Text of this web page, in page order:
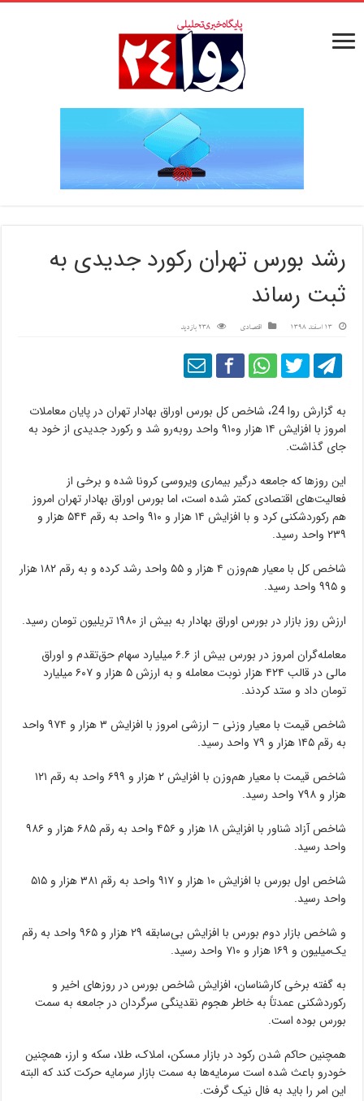
رشد بورس تهران رکورد جدیدی به
ثبت رساند
13 اسفند 1398 اقتصادی 238 بازدید
به گزارش روا 24، شاخص کل بورس اوراق بهادار تهران در پایان معاملات
امروز با افزایش ۱۴ هزار و۹۱۰ واحد روبه‌رو شد و رکورد جدیدی از خود به
جای گذاشت.
این روزها که جامعه درگیر بیماری ویروسی کرونا شده و برخی از
فعالیت‌های اقتصادی کمتر شده است، اما بورس اوراق بهادار تهران امروز
هم رکوردشکنی کرد و با افزایش ۱۴ هزار و ۹۱۰ واحد به رقم ۵۴۴ هزار و
۲۳۹ واحد رسید.
شاخص کل با معیار هم‌وزن ۴ هزار و ۵۵ واحد رشد کرده و به رقم ۱۸۲ هزار
و ۹۹۵ واحد رسید.
ارزش روز بازار در بورس اوراق بهادار به بیش از ۱۹۸۰ تریلیون تومان رسید.
معامله‌گران امروز در بورس بیش از ۶.۶ میلیارد سهام حق‌تقدم و اوراق
مالی در قالب ۴۲۴ هزار نوبت معامله و به ارزش ۵ هزار و ۶۰۷ میلیارد
تومان داد و ستد کردند.
شاخص قیمت با معیار وزنی – ارزشی امروز با افزایش ۳ هزار و ۹۷۴ واحد
به رقم ۱۴۵ هزار و ۷۹ واحد رسید.
شاخص قیمت با معیار هم‌وزن با افزایش ۲ هزار و ۶۹۹ واحد به رقم ۱۲۱
هزار و ۷۹۸ واحد رسید.
شاخص آزاد شناور با افزایش ۱۸ هزار و ۴۵۶ واحد به رقم ۶۸۵ هزار و ۹۸۶
واحد رسید.
شاخص اول بورس با افزایش ۱۰ هزار و ۹۱۷ واحد به رقم ۳۸۱ هزار و ۵۱۵
واحد رسید.
و شاخص بازار دوم بورس با افزایش بی‌سابقه ۲۹ هزار و ۹۶۵ واحد به رقم
یک‌میلیون و ۱۶۹ هزار و ۷۱۰ واحد رسید.
به گفته برخی کارشناسان، افزایش شاخص بورس در روزهای اخیر و
رکوردشکنی عمدتاً به خاطر هجوم نقدینگی سرگردان در جامعه به سمت
بورس بوده است.
همچنین حاکم شدن رکود در بازار مسکن، املاک، طلا، سکه و ارز، همچنین
خودرو باعث شده است سرمایه‌ها به سمت بازار سرمایه حرکت کند که البته
این امر را باید به فال نیک گرفت.